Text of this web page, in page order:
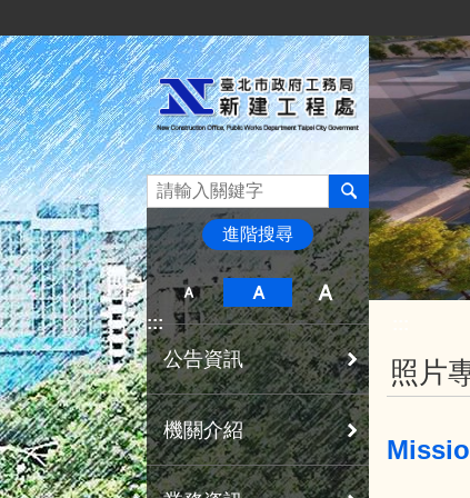
進階搜尋
:::
公告資訊
機關介紹
照片